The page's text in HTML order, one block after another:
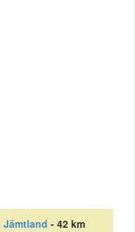
Jämtland - 42 km